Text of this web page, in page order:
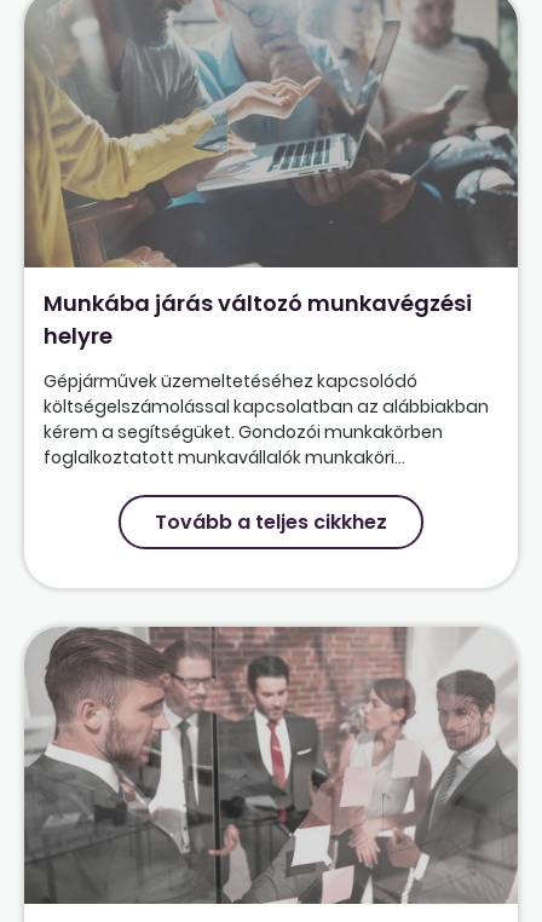
Munkába járás változó munkavégzési
helyre
Gépjárművek üzemeltetéséhez kapcsolódó
költségelszámolással kapcsolatban az alábbiakban
kérem a segítségüket. Gondozói munkakörben
foglalkoztatott munkavállalók munkaköri...
Tovább a teljes cikkhez